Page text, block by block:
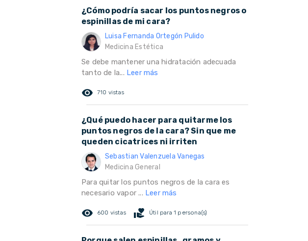
¿Cómo podría sacar los puntos negros o
espinillas de mi cara?
Luisa Fernanda Ortegón Pulido
Medicina Estética
Se debe mantener una hidratación adecuada
tanto de la... Leer más
remove_red_eye 710 vistas
¿Qué puedo hacer para quitarme los
puntos negros de la cara? Sin que me
queden cicatrices ni irriten
Sebastian Valenzuela Vanegas
Medicina General
Para quitar los puntos negros de la cara es
necesario vapor ... Leer más
remove_red_eye 600 vistas volunteer_activism Útil para 1 persona(s)